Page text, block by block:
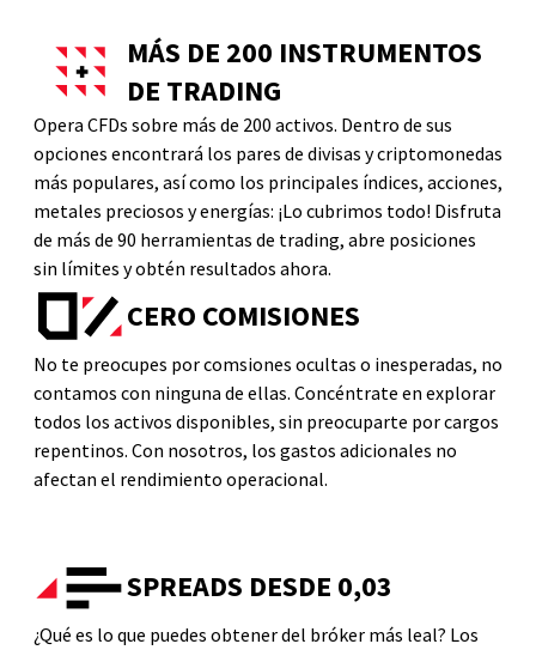
MÁS DE 200 INSTRUMENTOS
DE TRADING
Opera CFDs sobre más de 200 activos. Dentro de sus
opciones encontrará los pares de divisas y criptomonedas
más populares, así como los principales índices, acciones,
metales preciosos y energías: ¡Lo cubrimos todo! Disfruta
de más de 90 herramientas de trading, abre posiciones
sin límites y obtén resultados ahora.
CERO COMISIONES
No te preocupes por comsiones ocultas o inesperadas, no
contamos con ninguna de ellas. Concéntrate en explorar
todos los activos disponibles, sin preocuparte por cargos
repentinos. Con nosotros, los gastos adicionales no
afectan el rendimiento operacional.
SPREADS DESDE 0,03
¿Qué es lo que puedes obtener del bróker más leal? Los